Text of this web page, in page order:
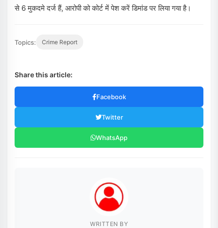
से 6 मुकदमे दर्ज हैं, आरोपी को कोर्ट में पेश करें डिमांड पर लिया गया है।
Topics: Crime Report
Share this article:
Facebook
Twitter
WhatsApp
WRITTEN BY